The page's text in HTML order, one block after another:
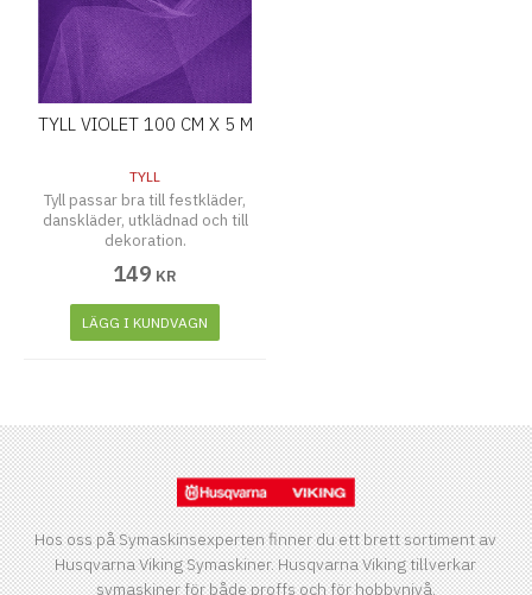
TYLL VIOLET 100 CM X 5 M
TYLL
Tyll passar bra till festkläder,
danskläder, utklädnad och till
dekoration.
149 KR
LÄGG I KUNDVAGN
Hos oss på Symaskinsexperten finner du ett brett sortiment av
Husqvarna Viking Symaskiner. Husqvarna Viking tillverkar
symaskiner för både proffs och för hobbynivå.